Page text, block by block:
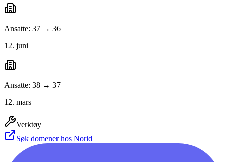
Ansatte: 37 → 36
12. juni
Ansatte: 38 → 37
12. mars
Verktøy
Søk domener hos Norid